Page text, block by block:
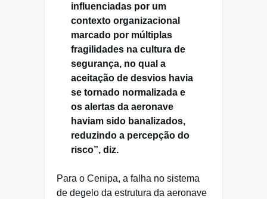
influenciadas por um
contexto organizacional
marcado por múltiplas
fragilidades na cultura de
segurança, no qual a
aceitação de desvios havia
se tornado normalizada e
os alertas da aeronave
haviam sido banalizados,
reduzindo a percepção do
risco”, diz.
Para o Cenipa, a falha no sistema
de degelo da estrutura da aeronave